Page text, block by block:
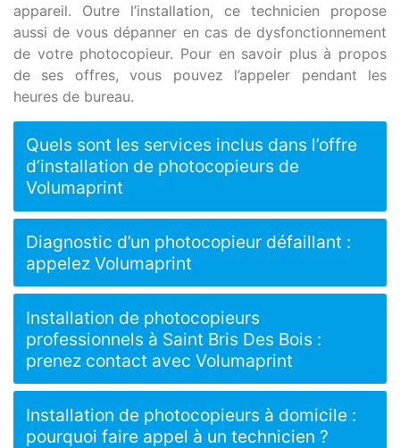
appareil. Outre l’installation, ce technicien propose
aussi de vous dépanner en cas de dysfonctionnement
de votre photocopieur. Pour en savoir plus à propos
de ses offres, vous pouvez l’appeler pendant les
heures de bureau.
Quels sont les services inclus dans l’offre
d’installation de photocopieurs de
Volumaprint
Diagnostic d’un photocopieur défaillant :
appelez Volumaprint
Installation de photocopieurs
professionnels à Saint Bris Des Bois :
prenez contact avec Volumaprint
Installation de photocopieurs à domicile :
pourquoi faire appel à un technicien ?